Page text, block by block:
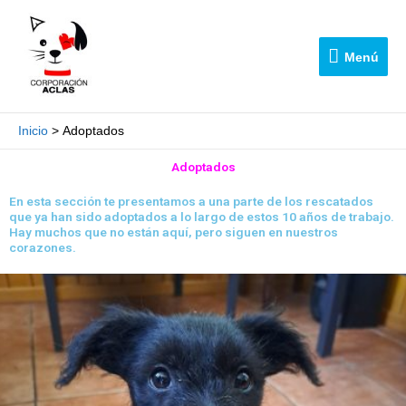
contenido
Menú
Inicio Adoptados
Adoptados
En esta sección te presentamos a una parte de los rescatados
que ya han sido adoptados a lo largo de estos 10 años de trabajo.
Hay muchos que no están aquí, pero siguen en nuestros
corazones.